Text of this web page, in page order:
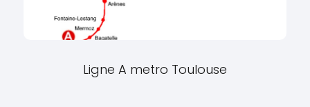
Ligne A metro Toulouse